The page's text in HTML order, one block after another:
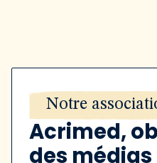
Notre
Acrimed,
des médias